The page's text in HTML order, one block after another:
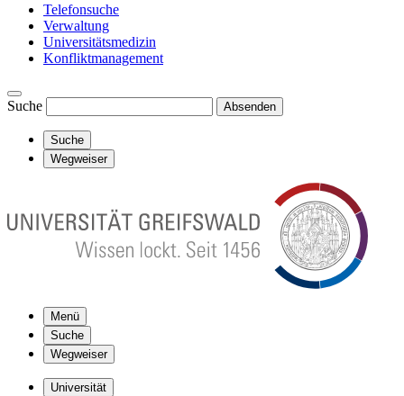
Telefonsuche
Verwaltung
Universitätsmedizin
Konfliktmanagement
Suche Absenden
Suche
Wegweiser
Menü
Suche
Wegweiser
Universität